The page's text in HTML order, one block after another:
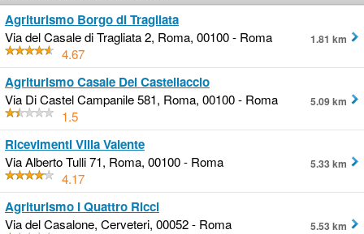
Agriturismo Borgo di Tragliata
Via del Casale di Tragliata 2, Roma, 00100 - Roma
4.67
1.81 km
Agriturismo Casale Del Castellaccio
Via Di Castel Campanile 581, Roma, 00100 - Roma
1.5
5.09 km
Ricevimenti Villa Valente
Via Alberto Tulli 71, Roma, 00100 - Roma
4.17
5.33 km
Agriturismo I Quattro Ricci
Via del Casalone, Cerveteri, 00052 - Roma
5.53 km